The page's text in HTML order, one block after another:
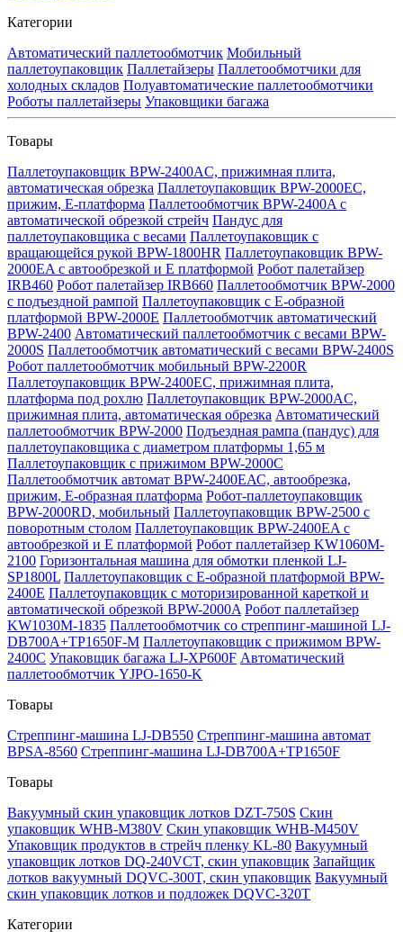
Категории
Автоматический паллетообмотчик Мобильный
паллетоупаковщик Паллетайзеры Паллетообмотчики для
холодных складов Полуавтоматические паллетообмотчики
Роботы паллетайзеры Упаковщики багажа
Товары
Паллетоупаковщик BPW-2400AC, прижимная плита,
автоматическая обрезка Паллетоупаковщик BPW-2000EC,
прижим, Е-платформа Паллетообмотчик BPW-2400A с
автоматической обрезкой стрейч Пандус для
паллетоупаковщика с весами Паллетоупаковщик с
вращающейся рукой BPW-1800HR Паллетоупаковщик BPW-
2000EA с автообрезкой и Е платформой Робот палетайзер
IRB460 Робот палетайзер IRB660 Паллетообмотчик BPW-2000
с подъездной рампой Паллетоупаковщик с Е-образной
платформой BPW-2000E Паллетообмотчик автоматический
BPW-2400 Автоматический паллетообмотчик с весами BPW-
2000S Паллетообмотчик автоматический с весами BPW-2400S
Робот паллетообмотчик мобильный BPW-2200R
Паллетоупаковщик BPW-2400EC, прижимная плита,
платформа под рохлю Паллетоупаковщик BPW-2000AC,
прижимная плита, автоматическая обрезка Автоматический
паллетообмотчик BPW-2000 Подъездная рампа (пандус) для
паллетоупаковщика с диаметром платформы 1,65 м
Паллетоупаковщик с прижимом BPW-2000C
Паллетообмотчик автомат BPW-2400ЕАС, автообрезка,
прижим, Е-образная платформа Робот-паллетоупаковщик
BPW-2000RD, мобильный Паллетоупаковщик BPW-2500 с
поворотным столом Паллетоупаковщик BPW-2400EA с
автообрезкой и Е платформой Робот паллетайзер KW1060M-
2100 Горизонтальная машина для обмотки пленкой LJ-
SP1800L Паллетоупаковщик с Е-образной платформой BPW-
2400E Паллетоупаковщик с моторизированной кареткой и
автоматической обрезкой BPW-2000A Робот паллетайзер
KW1030M-1835 Паллетообмотчик со стреппинг-машиной LJ-
DB700A+TP1650F-M Паллетоупаковщик с прижимом BPW-
2400C Упаковщик багажа LJ-XP600F Автоматический
паллетообмотчик YJPO-1650-K
Товары
Стреппинг-машина LJ-DB550 Стреппинг-машина автомат
BPSA-8560 Стреппинг-машина LJ-DB700A+TP1650F
Товары
Вакуумный скин упаковщик лотков DZT-750S Скин
упаковщик WHB-M380V Скин упаковщик WHB-M450V
Упаковщик продуктов в стрейч пленку KL-80 Вакуумный
упаковщик лотков DQ-240VCT, скин упаковщик Запайщик
лотков вакуумный DQVC-300T, скин упаковщик Вакуумный
скин упаковщик лотков и подложек DQVC-320T
Категории